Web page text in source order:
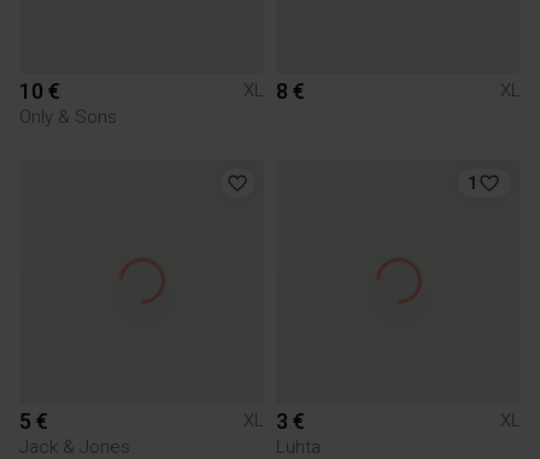
10 €
XL
Only & Sons
8 € XL
5 €
XL
Jack & Jones
1
3 €
XL
Luhta